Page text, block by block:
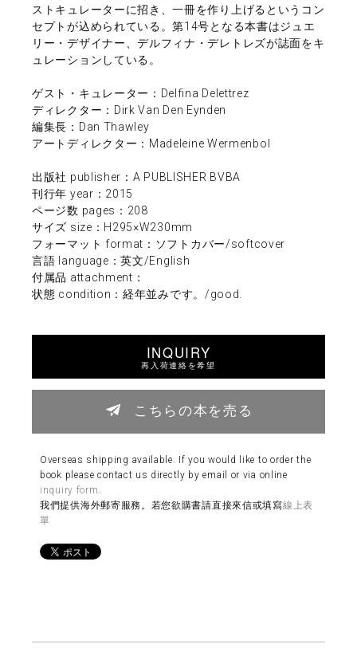
ストキュレーターに招き、一冊を作り上げるというコン
セプトが込められている。第14号となる本書はジュエ
リー・デザイナー、デルフィナ・デレトレズが誌面をキ
ュレーションしている。
ゲスト・キュレーター：Delfina Delettrez
ディレクター：Dirk Van Den Eynden
編集長：Dan Thawley
アートディレクター：Madeleine Wermenbol
出版社 publisher：A PUBLISHER BVBA
刊行年 year：2015
ページ数 pages：208
サイズ size：H295×W230mm
フォーマット format：ソフトカバー/softcover
言語 language：英文/English
付属品 attachment：
状態 condition：経年並みです。/good.
INQUIRY
再入荷連絡を希望
こちらの本を売る
Overseas shipping available. If you would like to order the
book please contact us directly by email or via online
inquiry form
我們提供海外郵寄服務。若您欲購書請直接來信或填寫線上表
單